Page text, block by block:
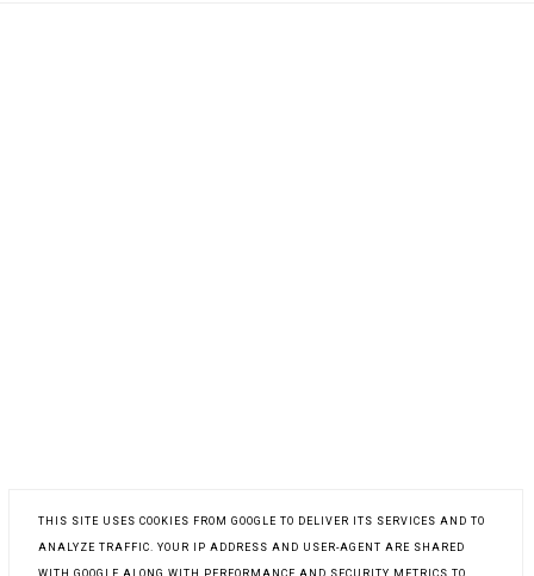
THIS SITE USES COOKIES FROM GOOGLE TO DELIVER ITS SERVICES AND TO
ANALYZE TRAFFIC. YOUR IP ADDRESS AND USER-AGENT ARE SHARED
WITH GOOGLE ALONG WITH PERFORMANCE AND SECURITY METRICS TO